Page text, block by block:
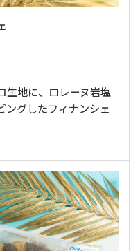
生地に、ロレーヌ岩塩
ングしたフィナンシェ